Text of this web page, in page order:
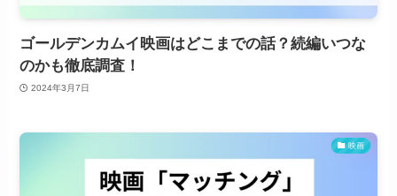
ゴールデンカムイ映画はどこまでの話？続編いつな
のかも徹底調査！
2024年3月7日
映画